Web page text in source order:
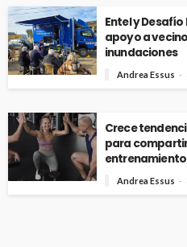
Entel y
apoyo a
inundaciones
Andrea Essus
Crece
para
entrenamiento
Andrea Essus